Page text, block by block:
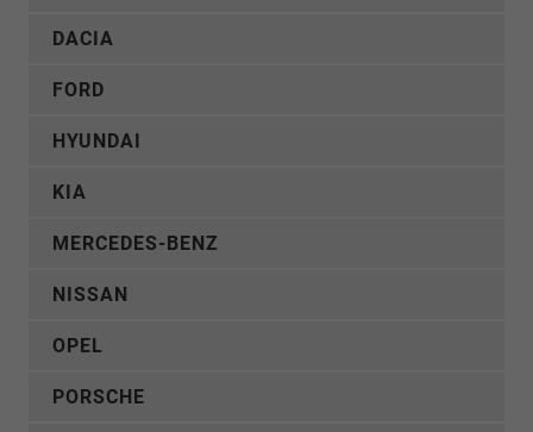
DACIA
FORD
HYUNDAI
KIA
MERCEDES-BENZ
NISSAN
OPEL
PORSCHE